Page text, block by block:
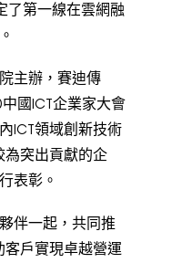
了第一線在雲網融
主辦，賽迪傳
國ICT企業家大會
ICT領域創新技術
為突出貢獻的企
表彰。
伴一起，共同推
客戶實現卓越營運